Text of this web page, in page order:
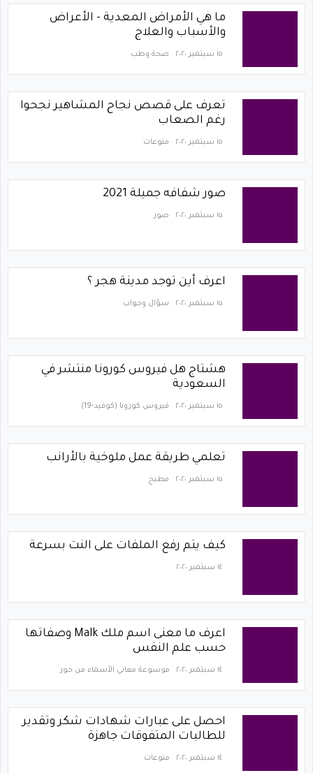
ما هي الأمراض المعدية - الأعراض
والأسباب والعلاج
١٥ سبتمبر ٢٠٢٠ صحة وطب
تعرف على قصص نجاح المشاهير نجحوا
رغم الصعاب
١٥ سبتمبر ٢٠٢٠ منوعات
صور شفافه جميلة 2021
١٥ سبتمبر ٢٠٢٠ صور
اعرف أين توجد مدينة هجر ؟
١٥ سبتمبر ٢٠٢٠ سؤال وجواب
هشتاج هل فيروس كورونا منتشر في
السعودية
١٥ سبتمبر ٢٠٢٠ فيروس كورونا (كوفيد-19)‏
تعلمي طريقة عمل ملوخية بالأرانب
١٥ سبتمبر ٢٠٢٠ مطبخ
كيف يتم رفع الملفات على النت بسرعة
١٤ سبتمبر ٢٠٢٠
اعرف ما معنى اسم ملك Malk وصفاتها
حسب علم النفس
١٤ سبتمبر ٢٠٢٠ موسوعة معاني الأسماء من حور
احصل على عبارات شهادات شكر وتقدير
للطالبات المتفوقات جاهزة
١٤ سبتمبر ٢٠٢٠ منوعات